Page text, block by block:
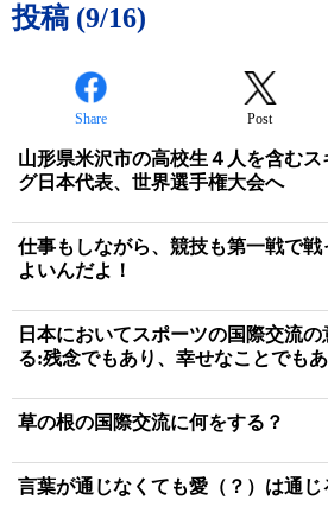
投稿 (9/16)
Share Post
山形県米沢市の高校生４人を含む
グ日本代表、世界選手権大会へ
仕事もしながら、競技も第一戦で戦
よいんだよ！
日本においてスポーツの国際交流
る:残念でもあり、幸せなことでも
草の根の国際交流に何をする？
言葉が通じなくても愛（？）は通じ